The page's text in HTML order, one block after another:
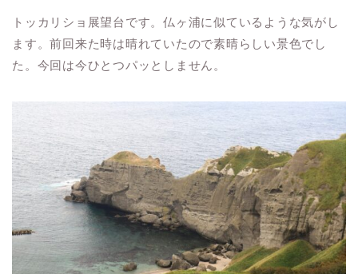
トッカリショ展望台です。仏ヶ浦に似ているような気がし
ます。前回来た時は晴れていたので素晴らしい景色でし
た。今回は今ひとつパッとしません。